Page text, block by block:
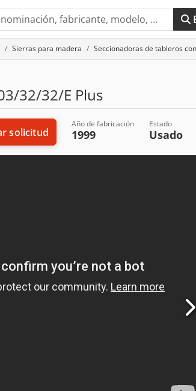
Sierras para madera Seccionadoras de tableros
32/32/E Plus
solicitud
Año de fabricación
1999
Estado
Usado